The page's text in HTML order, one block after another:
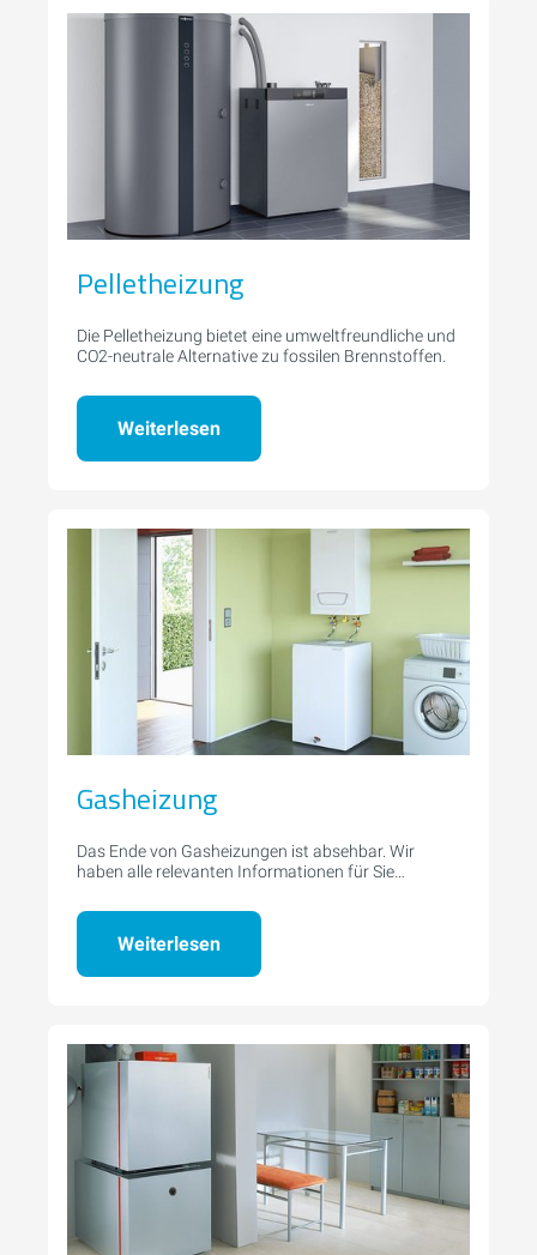
Pelletheizung
Die Pelletheizung bietet eine umweltfreundliche und
CO2-neutrale Alternative zu fossilen Brennstoffen.
Weiterlesen
Gasheizung
Das Ende von Gasheizungen ist absehbar. Wir
haben alle relevanten Informationen für Sie
Weiterlesen